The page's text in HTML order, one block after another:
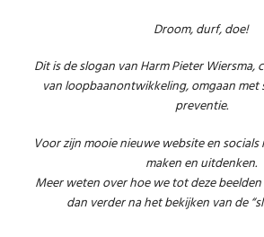
Droom, durf, doe!
Dit is de slogan van Harm Pieter
van loopbaanontwikkeling, omgaan
preventie.
Voor zijn mooie nieuwe website en
maken en uitdenken.
Meer weten over hoe we tot deze beelden
dan verder na het bekijken van de